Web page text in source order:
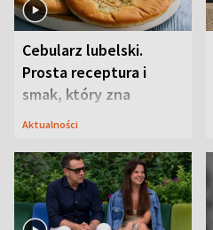
Cebularz lubelski.
Prosta receptura i
smak, który zna
Lubelszczyzna
Aktualności